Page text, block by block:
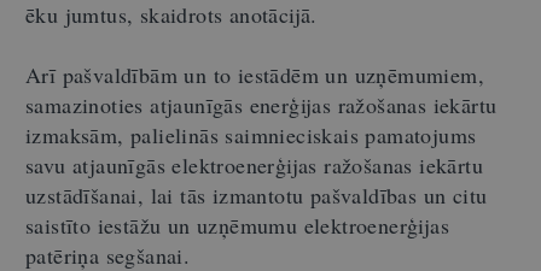
ēku jumtus, skaidrots anotācijā.
Arī pašvaldībām un to iestādēm un uzņēmumiem,
samazinoties atjaunīgās enerģijas ražošanas iekārtu
izmaksām, palielinās saimnieciskais pamatojums
savu atjaunīgās elektroenerģijas ražošanas iekārtu
uzstādīšanai, lai tās izmantotu pašvaldības un citu
saistīto iestāžu un uzņēmumu elektroenerģijas
patēriņa segšanai.